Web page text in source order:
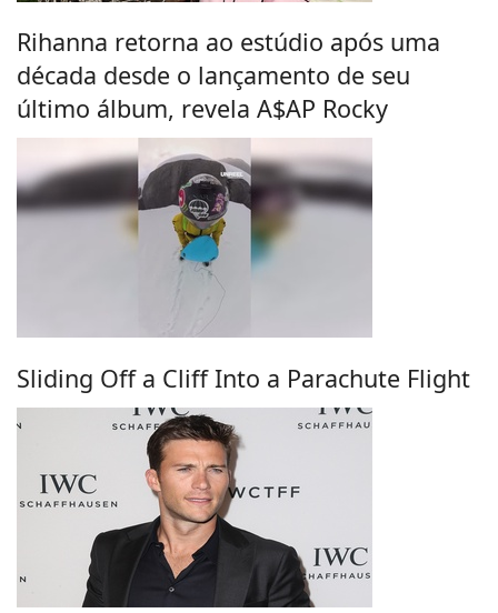
Rihanna retorna ao estúdio após uma
década desde o lançamento de seu
último álbum, revela A$AP Rocky
Sliding Off a Cliff Into a Parachute Flight